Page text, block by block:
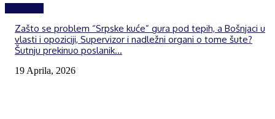
Zašto se problem “Srpske kuće” gura pod tepih, a Bošnjaci u
vlasti i opoziciji, Supervizor i nadležni organi o tome šute?
Šutnju prekinuo poslanik...
19 Aprila, 2026